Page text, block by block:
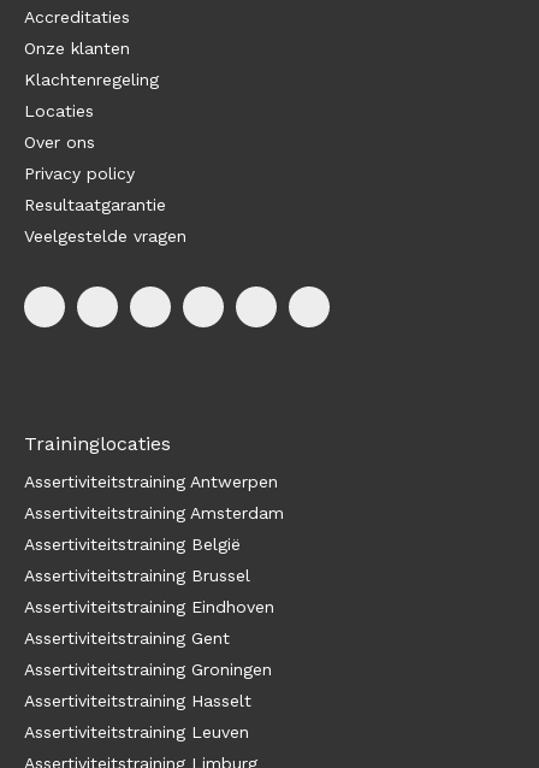
Accreditaties
Onze klanten
Klachtenregeling
Locaties
Over ons
Privacy policy
Resultaatgarantie
Veelgestelde vragen
Traininglocaties
Assertiviteitstraining Antwerpen
Assertiviteitstraining Amsterdam
Assertiviteitstraining België
Assertiviteitstraining Brussel
Assertiviteitstraining Eindhoven
Assertiviteitstraining Gent
Assertiviteitstraining Groningen
Assertiviteitstraining Hasselt
Assertiviteitstraining Leuven
Assertiviteitstraining Limburg